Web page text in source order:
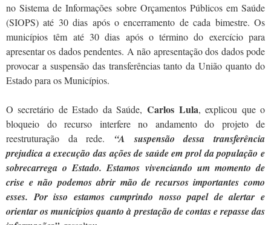
no Sistema de Informações sobre Orçamentos Públicos em Saúde
(SIOPS) até 30 dias após o encerramento de cada bimestre. Os
municípios têm até 30 dias após o término do exercício para
apresentar os dados pendentes. A não apresentação dos dados pode
provocar a suspensão das transferências tanto da União quanto do
Estado para os Municípios.
O secretário de Estado da Saúde,Carlos Lula, explicou que o
bloqueio do recurso interfere no andamento do projeto de
reestruturação da rede. “A suspensão dessa transferência
prejudica a execução das ações de saúde em prol da população e
sobrecarrega o Estado. Estamos vivenciando um momento de
crise e não podemos abrir mão de recursos importantes como
esses. Por isso estamos cumprindo nosso papel de alertar e
orientar os municípios quanto à prestação de contas e repasse das